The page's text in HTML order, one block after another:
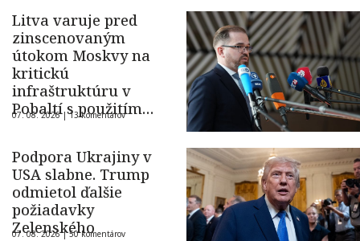
Litva varuje pred
zinscenovaným
útokom Moskvy na
kritickú
infraštruktúru v
Pobaltí s použitím
ukrajinského dronu
07. 08. 2026 |13 komentárov
Podpora Ukrajiny v
USA slabne. Trump
odmietol ďalšie
požiadavky
Zelenského
07. 08. 2026 |50 komentárov